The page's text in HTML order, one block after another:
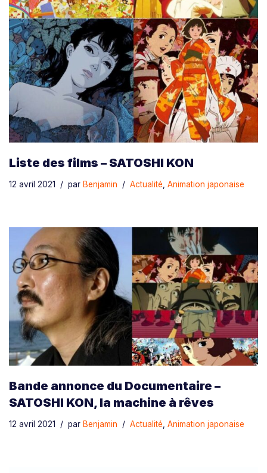
Liste des films – SATOSHI KON
12 avril 2021 par Benjamin Actualité, Animation japonaise
Bande annonce du Documentaire –
SATOSHI KON, la machine à rêves
12 avril 2021 par Benjamin Actualité, Animation japonaise